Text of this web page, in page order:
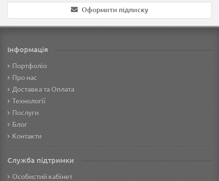
Оформити підписку
Інформація
Портфоліо
Про нас
Доставка та Оплата
Технології
Послуги
Блог
Контакти
Служба підтримки
Особистий кабінет